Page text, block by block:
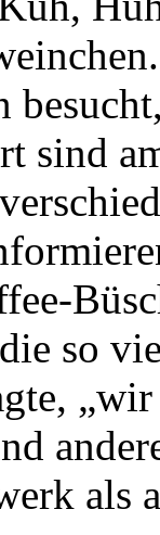
sind
so
als